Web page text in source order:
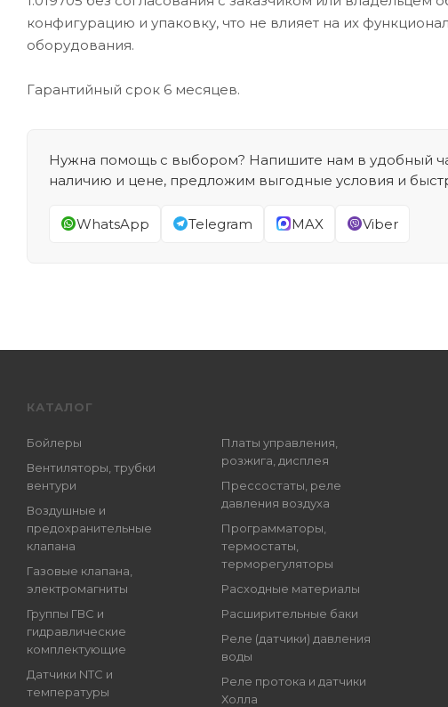
конфигурацию и упаковку, что не влияет на их
оборудования.
Гарантийный срок 6 месяцев.
Нужна помощь с выбором? Напишите нам в удобный
наличию и цене, предложим выгодные условия и
WhatsApp Telegram MAX Viber
КАТАЛОГ
Бойлеры
Вентиляторы, трубки
вентури
Воздушные и
предохранительные
клапана
Газовые клапана,
электромагниты
Группы ГВС и
гидравлические
комплектующие
Датчики NTC и
температуры
Платы управления,
розжига, дисплея
Прессостаты, реле
давления воздуха
Программаторы,
термостаты,
терморегуляторы
Расходные материалы
Расширительные баки
Реле (датчики) давления
воды
Реле протока и датчики
Холла